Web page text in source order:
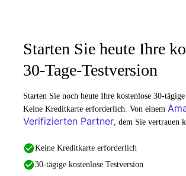
Starten Sie heute Ihre
30-Tage-Testversion
Starten Sie noch heute Ihre kostenlose 30-tägige
Keine Kreditkarte erforderlich. Von einem
Verifizierten Partner , dem Sie vertrauen
Keine Kreditkarte erforderlich
30-tägige kostenlose Testversion